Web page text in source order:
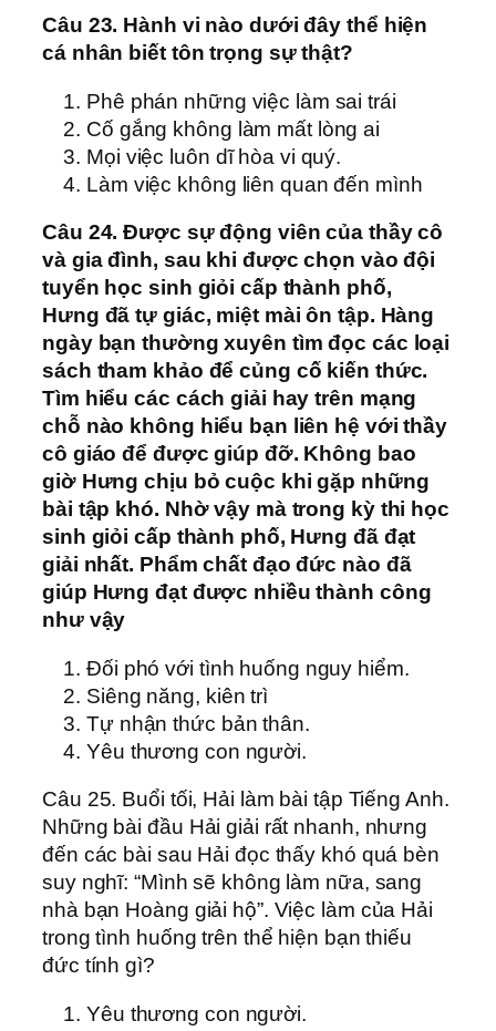
Câu 23. Hành vi nào dưới đây thể hiện
cá nhân biết tôn trọng sự thật?
Phê phán những việc làm sai trái
Cố gắng không làm mất lòng ai
Mọi việc luôn dĩ hòa vi quý.
Làm việc không liên quan đến mình
Câu 24. Được sự động viên của thầy cô
và gia đình, sau khi được chọn vào đội
tuyển học sinh giỏi cấp thành phố,
Hưng đã tự giác, miệt mài ôn tập. Hàng
ngày bạn thường xuyên tìm đọc các loại
sách tham khảo để củng cố kiến thức.
Tìm hiểu các cách giải hay trên mạng
chỗ nào không hiểu bạn liên hệ với thầy
cô giáo để được giúp đỡ. Không bao
giờ Hưng chịu bỏ cuộc khi gặp những
bài tập khó. Nhờ vậy mà trong kỳ thi học
sinh giỏi cấp thành phố, Hưng đã đạt
giải nhất. Phẩm chất đạo đức nào đã
giúp Hưng đạt được nhiều thành công
như vậy
Đối phó với tình huống nguy hiểm.
Siêng năng, kiên trì
Tự nhận thức bản thân.
Yêu thương con người.
Câu 25. Buổi tối, Hải làm bài tập Tiếng Anh.
Những bài đầu Hải giải rất nhanh, nhưng
đến các bài sau Hải đọc thấy khó quá bèn
suy nghĩ: “Mình sẽ không làm nữa, sang
nhà bạn Hoàng giải hộ”. Việc làm của Hải
trong tình huống trên thể hiện bạn thiếu
đức tính gì?
Yêu thương con người.